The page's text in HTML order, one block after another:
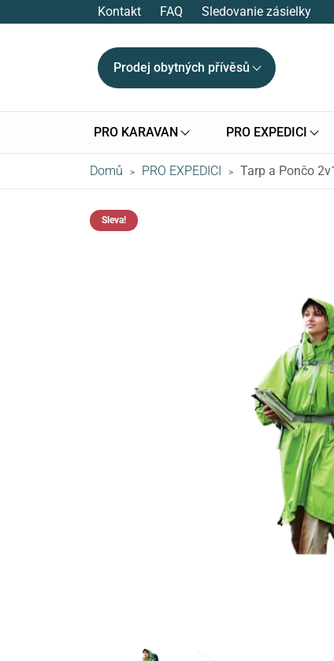
Kontakt FAQ Sledovanie zásielky
Prodej obytných přívěsů
PRO KARAVAN PRO EXPEDICI
Domů > PRO EXPEDICI > Tarp a Pončo
Sleva!